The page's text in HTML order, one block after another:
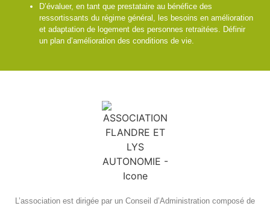
D’évaluer, en tant que prestataire au bénéfice des
ressortissants du régime général, les besoins en amélioration
et adaptation de logement des personnes retraitées. Définir
un plan d’amélioration des conditions de vie.
L’association est dirigée par un Conseil d’Administration composé de